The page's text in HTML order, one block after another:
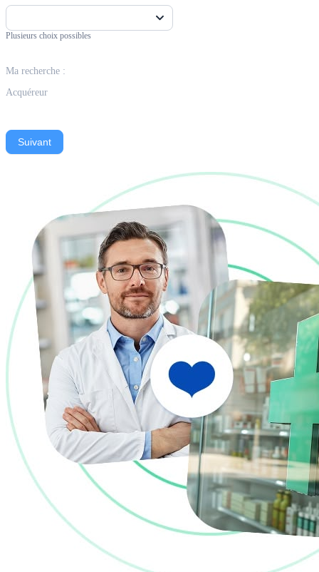
Plusieurs choix possibles
Ma recherche :
Acquéreur
Suivant